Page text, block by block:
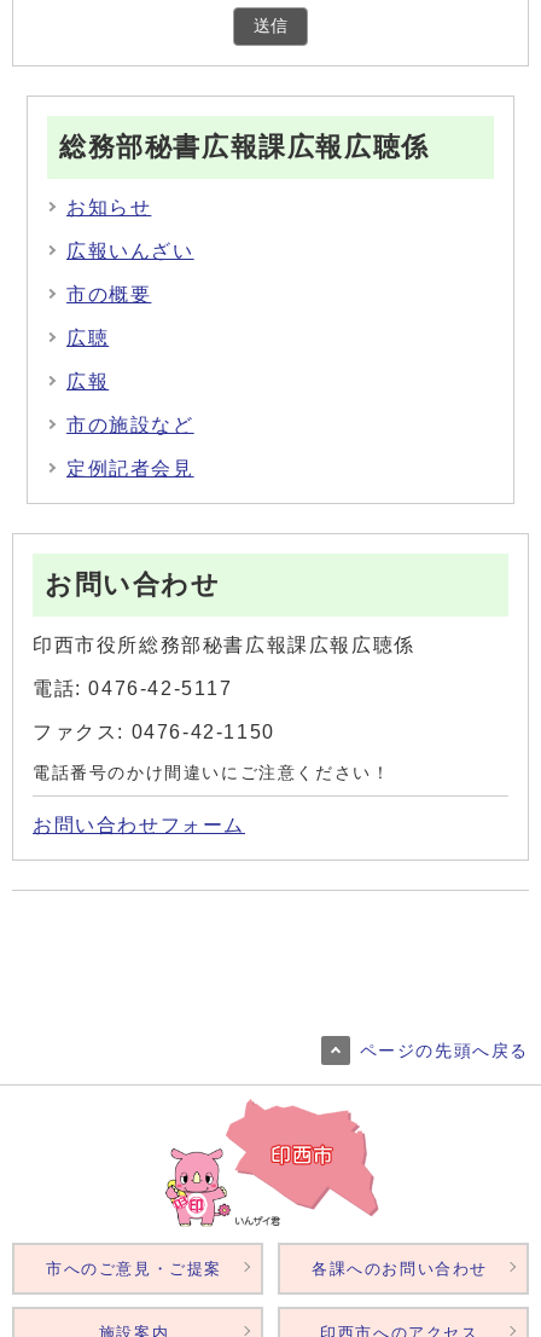
総務部秘書広報課広報広聴係
お知らせ
広報いんざい
市の概要
広聴
広報
市の施設など
定例記者会見
お問い合わせ
印西市役所総務部秘書広報課広報広聴係
電話: 0476-42-5117
ファクス: 0476-42-1150
電話番号のかけ間違いにご注意ください！
お問い合わせフォーム
ページの先頭へ戻る
市へのご意見・ご提案 各課へのお問い合わせ
施設案内 印西市へのアクセス